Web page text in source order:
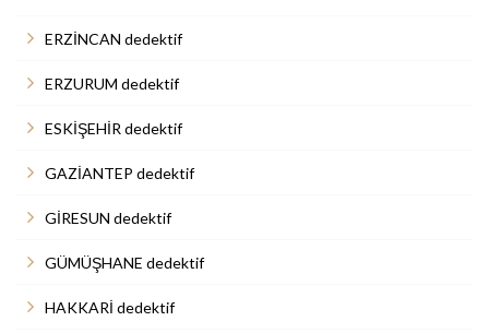
ERZİNCAN dedektif
ERZURUM dedektif
ESKİŞEHİR dedektif
GAZİANTEP dedektif
GİRESUN dedektif
GÜMÜŞHANE dedektif
HAKKARİ dedektif